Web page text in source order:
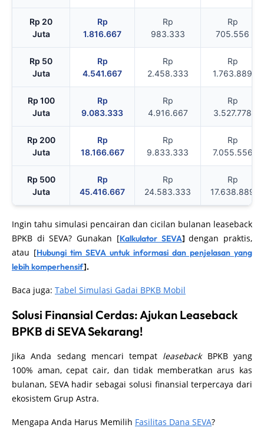
Rp 20
Juta
Rp
1.816.667
Rp
983.333
Rp
705.556
Rp 50
Juta
Rp
4.541.667
Rp
2.458.333
Rp
1.763.889
Rp 100
Juta
Rp
9.083.333
Rp
4.916.667
Rp
3.527.778
Rp 200
Juta
Rp
18.166.667
Rp
9.833.333
Rp
7.055.556
Rp 500
Juta
Rp
45.416.667
Rp
24.583.333
Rp
17.638.889
Ingin tahu simulasi pencairan dan cicilan bulanan leaseback
BPKB di SEVA? Gunakan [Kalkulator SEVA]dengan praktis,
atau [Hubungi tim SEVA untuk informasi dan penjelasan yang
lebih komperhensif].
Baca juga: Tabel Simulasi Gadai BPKB Mobil
Solusi Finansial Cerdas: Ajukan Leaseback
BPKB di SEVA Sekarang!
Jika Anda sedang mencari tempat leasebackBPKB yang
100% aman, cepat cair, dan tidak memberatkan arus kas
bulanan, SEVA hadir sebagai solusi finansial terpercaya dari
ekosistem Grup Astra.
Mengapa Anda Harus Memilih Fasilitas Dana SEVA?